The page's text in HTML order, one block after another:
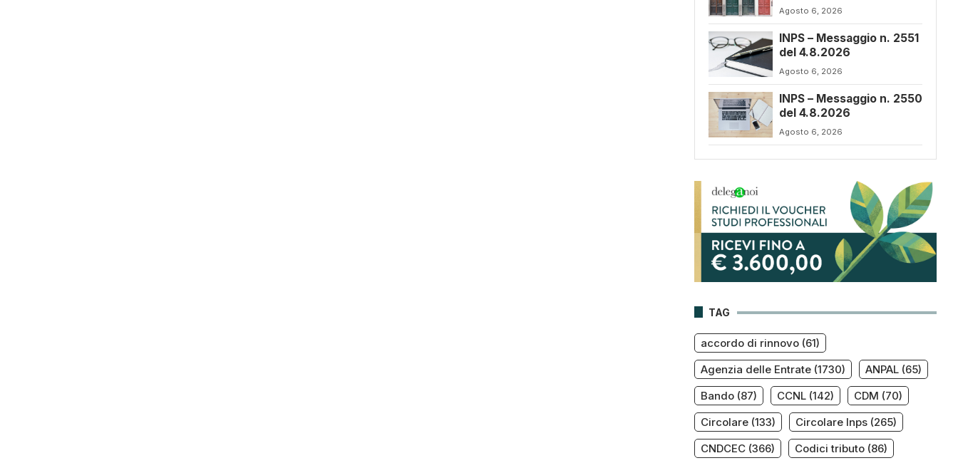
Agosto 6, 2026
INPS – Messaggio n. 2551
del 4.8.2026
Agosto 6, 2026
INPS – Messaggio n. 2550
del 4.8.2026
Agosto 6, 2026
TAG
accordo di rinnovo(61)
Agenzia delle Entrate(1730) ANPAL(65)
Bando(87) CCNL(142) CDM (70)
Circolare(133) Circolare Inps(265)
CNDCEC(366) Codici tributo(86)